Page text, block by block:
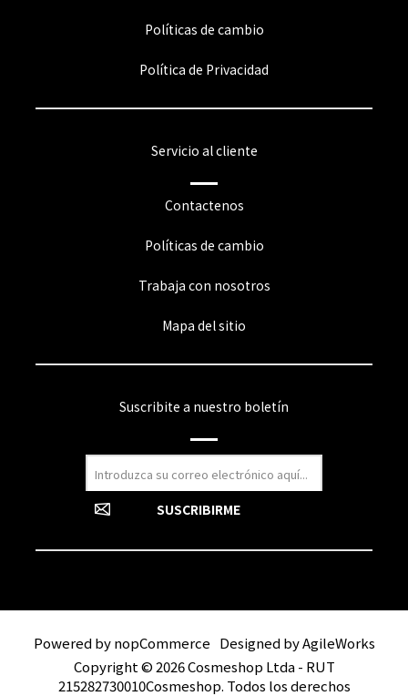
Políticas de cambio
Política de Privacidad
Servicio al cliente
Contactenos
Políticas de cambio
Trabaja con nosotros
Mapa del sitio
Suscribite a nuestro boletín
Powered bynopCommerce Designed byAgileWorks
Copyright © 2026 Cosmeshop Ltda - RUT
215282730010Cosmeshop. Todos los derechos